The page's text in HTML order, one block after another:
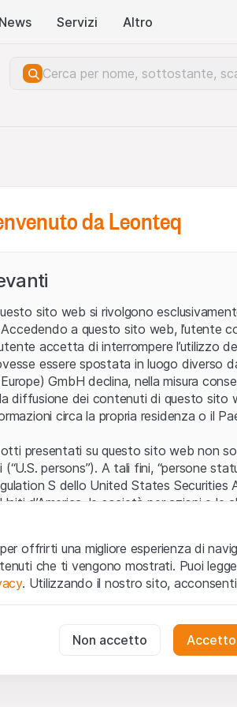
News Servizi Altro
da Leonteq
sito web si rivolgono
a questo sito web, l’utente
accetta di interrompere l’utilizzo
essere spostata in luogo diverso
GmbH declina, nella misura
diffusione dei contenuti di questo sito
circa la propria residenza o il
presentati su questo sito web non
persons”). A tali fini, “persone
S dello United States Securities
d’America, le società per azioni e le
web (di seguito, il “Sito”) si dichiara di
avvertenze importanti e le condizioni di
utilizzonon siano accettate, l’utente è
o invito ad acquistare
i dati, i servizi, gli strumenti, i
web hanno esclusivamente finalità
offrirti una migliore esperienza di
che ti vengono mostrati. Puoi
. Utilizzando il nostro sito, acconsenti
per il funzionamento del sito web e
Non accetto Accetto